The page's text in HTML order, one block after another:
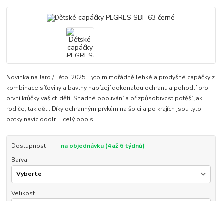
Novinka na Jaro / Léto 2025! Tyto mimořádně lehké a prodyšné capáčky z
kombinace síťoviny a bavlny nabízejí dokonalou ochranu a pohodlí pro
první krůčky vašich dětí. Snadné obouvání a přizpůsobivost potěší jak
rodiče, tak děti. Díky ochranným prvkům na špici a po krajích jsou tyto
botky navíc odoln... celý popis
Dostupnost
na objednávku (4 až 6 týdnů)
Barva
Velikost